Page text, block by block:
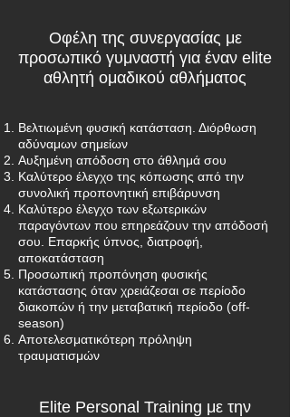
Οφέλη της συνεργασίας με
προσωπικό γυμναστή για έναν elite
αθλητή ομαδικού αθλήματος
Βελτιωμένη φυσική κατάσταση. Διόρθωση
αδύναμων σημείων
Αυξημένη απόδοση στο άθλημά σου
Καλύτερο έλεγχο της κόπωσης από την
συνολική προπονητική επιβάρυνση
Καλύτερο έλεγχο των εξωτερικών
παραγόντων που επηρεάζουν την απόδοσή
σου. Επαρκής ύπνος, διατροφή,
αποκατάσταση
Προσωπική προπόνηση φυσικής
κατάστασης όταν χρειάζεσαι σε περίοδο
διακοπών ή την μεταβατική περίοδο (off-
season)
Αποτελεσματικότερη πρόληψη
τραυματισμών
Elite Personal Training με την